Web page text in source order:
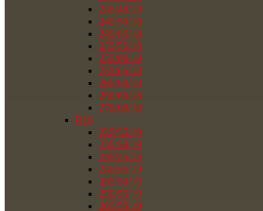
245/45/18
245/50/18
245/60/18
255/55/18
255/60/18
255/65/18
265/60/18
265/65/18
275/60/18
R19
225/55/19
235/50/19
235/55/19
245/55/19
255/50/19
255/55/19
265/50/19